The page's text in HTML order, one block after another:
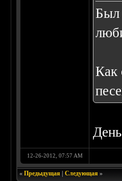
Был
Как
12-26-2012, 07:57 AM
«Предыдущая |Следующая »